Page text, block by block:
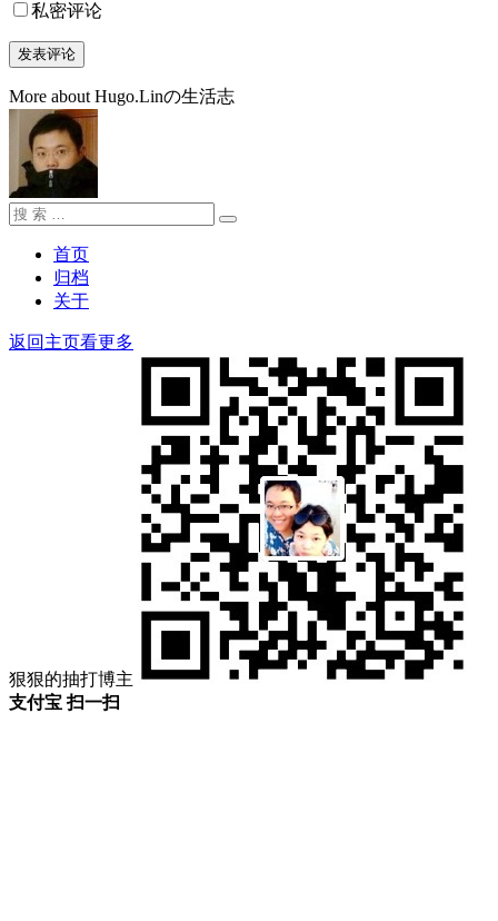
私密评论
More about Hugo.Linの生活志
搜
搜
首页
归档
关于
返回主页看更多
狠狠的抽打博主
支付宝 扫一扫